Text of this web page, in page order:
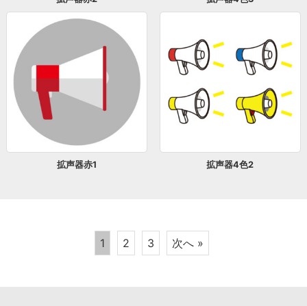
拡声器赤1 拡声器4色2
1 2 3 次へ »